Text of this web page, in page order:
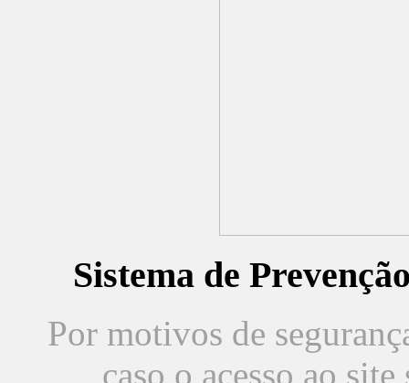
Sistema de
Por motivos de
caso o acesso ao